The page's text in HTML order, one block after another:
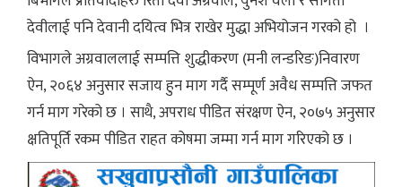
देवीलाई पनि देवानी दयित्व भित्र राखेर मुद्धा अभियोजन गरको हो ।
विभागले अग्रवाललाई सम्पत्ति शुद्धीकरण (मनी लन्डरिङ)निवारण
ऐन, २०६४ अनुसार सजाय हुन माग गर्दै सम्पूर्ण अवैध सम्पत्ति जफत
गर्न माग गरेको छ । साथै, अपराध पीडित संरक्षण ऐन, २०७५ अनुसार
क्षतिपूर्ति रकम पीडित राहत कोषमा जम्मा गर्न माग गरिएको छ ।